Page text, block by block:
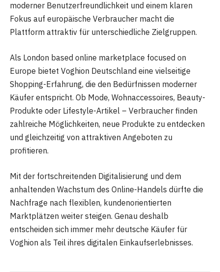
moderner Benutzerfreundlichkeit und einem klaren
Fokus auf europäische Verbraucher macht die
Plattform attraktiv für unterschiedliche Zielgruppen.
Als London based online marketplace focused on
Europe bietet Voghion Deutschland eine vielseitige
Shopping-Erfahrung, die den Bedürfnissen moderner
Käufer entspricht. Ob Mode, Wohnaccessoires, Beauty-
Produkte oder Lifestyle-Artikel – Verbraucher finden
zahlreiche Möglichkeiten, neue Produkte zu entdecken
und gleichzeitig von attraktiven Angeboten zu
profitieren.
Mit der fortschreitenden Digitalisierung und dem
anhaltenden Wachstum des Online-Handels dürfte die
Nachfrage nach flexiblen, kundenorientierten
Marktplätzen weiter steigen. Genau deshalb
entscheiden sich immer mehr deutsche Käufer für
Voghion als Teil ihres digitalen Einkaufserlebnisses.